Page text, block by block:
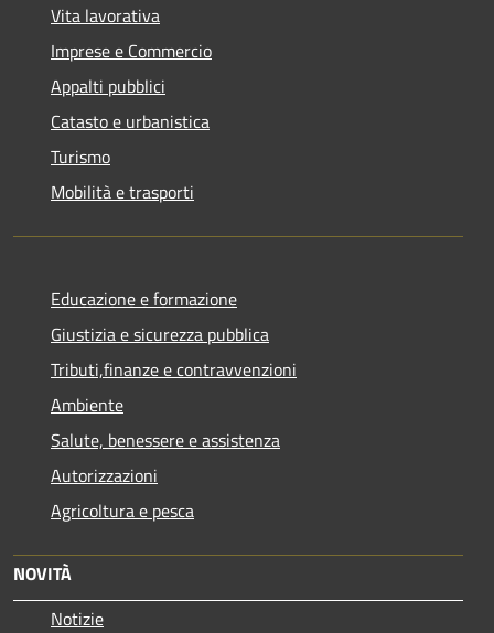
Vita lavorativa
Imprese e Commercio
Appalti pubblici
Catasto e urbanistica
Turismo
Mobilità e trasporti
Educazione e formazione
Giustizia e sicurezza pubblica
Tributi,finanze e contravvenzioni
Ambiente
Salute, benessere e assistenza
Autorizzazioni
Agricoltura e pesca
NOVITÀ
Notizie